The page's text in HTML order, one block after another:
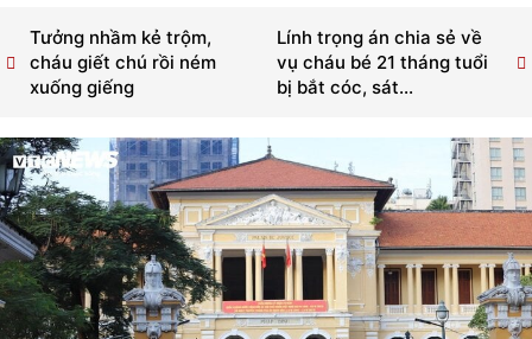
Lính trọng án chia sẻ về
vụ cháu bé 21 tháng tuổi
bị bắt cóc, sát...
Tưởng nhầm kẻ trộm,
cháu giết chú rồi ném
xuống giếng